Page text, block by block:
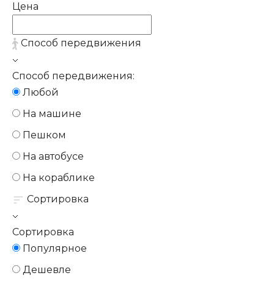
Цена
Способ передвижения
Способ передвижения:
Любой
На машине
Пешком
На автобусе
На кораблике
Сортировка
Сортировка
Популярное
Дешевле